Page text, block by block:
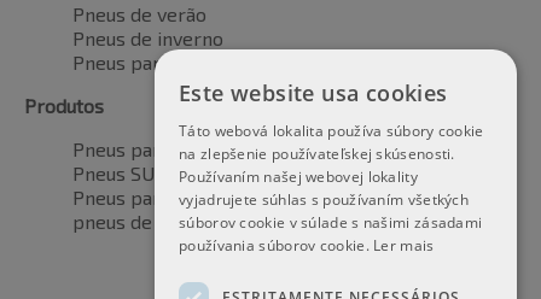
Pneus de verão
Pneus de inverno
Pneus para todas as estações
Produtos
Pneus para automóveis
Pneus SUV / 4x4
Pneus para veículos de transporte
pneus de motocicleta
Este website usa cookies
Táto webová lokalita používa súbory cookie
na zlepšenie používateľskej skúsenosti.
Používaním našej webovej lokality
vyjadrujete súhlas s používaním všetkých
súborov cookie v súlade s našimi zásadami
používania súborov cookie. Ler mais